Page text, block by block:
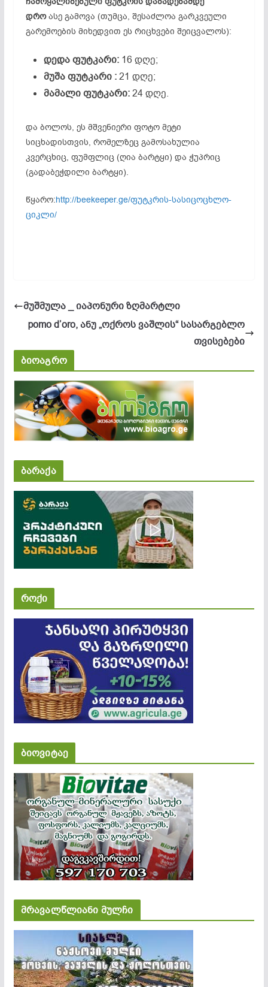
დროასე გამოვა (თუმცა, შესაძლოა გარკვეული
გარემოების მიხედვით ეს რიცხვები შეიცვალოს):
დედა ფუტკარი: 16 დღე;
მუშა ფუტკარი :21 დღე;
მამალი ფუტკარი:24 დღე.
და ბოლოს, ეს მშვენიერი ფოტო მეტი
სიცხადისთვის, რომელზეც გამოსახულია
კვერცხიც, ფუმფლიც (ღია ბარტყი) და ჭუპრიც
(გადაბეჭდილი ბარტყი).
წყარო:http://beekeeper.ge/ფუტკრის-სასიცოცხლო-
ციკლი/
მუშმულა _ იაპონური ზღმარტლი
pomo d’orо, ანუ „ოქროს ვაშლის“ სასარგებლო
თვისებები
ბიოაგრო
ბარაქა
როქი
ბიოვიტაე
მრავალწლიანი მულჩი